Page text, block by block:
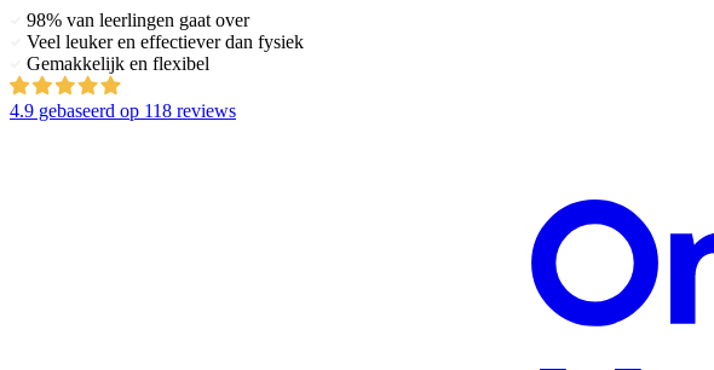
98% van leerlingen gaat over
Veel leuker en effectiever dan fysiek
Gemakkelijk en flexibel
4.9 gebaseerd op 118 reviews